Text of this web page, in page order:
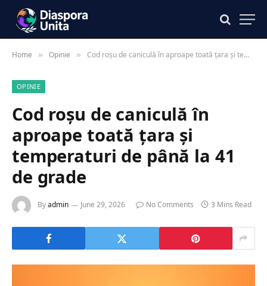
Home » Opinie » Cod roșu de caniculă în aproape toată țara și temperaturi de până la 41 de grade
OPINIE
Cod roșu de caniculă în
aproape toată țara și
temperaturi de până la 41
de grade
Byadmin June 29, 2026 No Comments 3 Mins Read